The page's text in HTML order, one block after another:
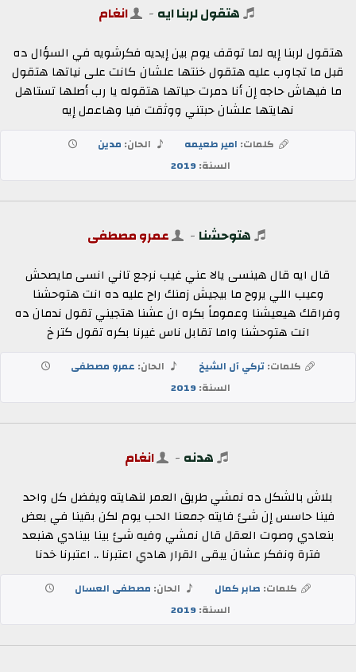
هتقول لربنا ايه - انغام
هتقول لربنا إيه لما توقف يوم بين إيديه فكرشويه في السؤال ده
قبل ما تجاوب عليه هتقول خنتها علشان كانت على نياتها هتقول
ما فيهاش حاجه إن أنا دمرت حياتها هتقوله يا رب أصلها تستاهل
نهايتها علشان حبتني ووثقت فيا وهاعمل إيه
كلمات: امير طعيمه الحان: مدين
السنة:2019
هتوحشنا - عمرو مصطفى
قال ايه قال هينسى يالا عني غيب نرجع تاني انسى مايصحش
وعيب اللي يروح ما بيجيش زمنك راح عليه ده انت هتوحشنا
وفراقك هيعيشنا وعموماً بكره ان عشنا هتجيني تقول ندمان ده
انت هتوحشنا واما تقابل ناس غيرنا بكره تقول كتر خ
كلمات:تركي آل الشيخ الحان: عمرو مصطفى
السنة:2019
هدنه - انغام
بلاش بالشكل ده نمشي طريق العمر لنهايته ويفضل كل واحد
فينا حاسس إن شئ فايته جمعنا الحب يوم لكن بقينا في بعض
بنعادي وصوت العقل قال نمشي وفيه شئ بينا بينادي هنبعد
فترة ونفكر عشان يبقى القرار هادي اعتبرنا .. اعتبرنا خدنا
كلمات: صابر كمال الحان: مصطفى العسال
السنة:2019